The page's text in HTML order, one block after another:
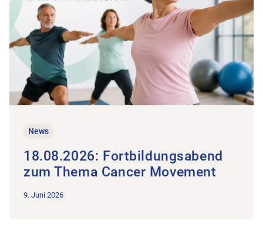
News
18.08.2026: Fortbildungsabend
zum Thema Cancer Movement
9. Juni 2026